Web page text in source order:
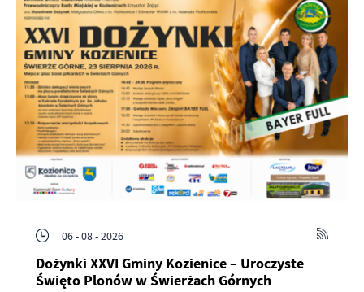
06 - 08 - 2026
Dożynki XXVI Gminy Kozienice – Uroczyste
Święto Plonów w Świerżach Górnych